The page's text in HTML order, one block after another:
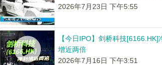
2026年7月23日 下午5:55
【今日IPO】剑桥科技[6166.HK]
增近两倍
2026年7月16日 下午3:51